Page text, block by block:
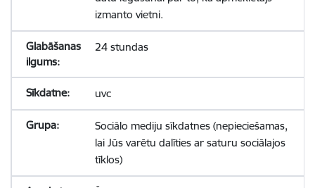
izmanto vietni.
24 stundas
uvc
Sociālo mediju sīkdatnes (nepieciešamas,
lai Jūs varētu dalīties ar saturu sociālajos
tīklos)